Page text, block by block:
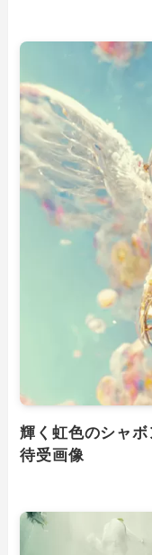
輝く虹色のシャ
待受画像